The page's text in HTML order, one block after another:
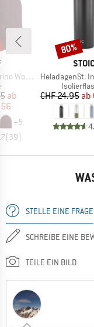
Hat
Preis
ab
+5
(39)
Artikel
HeladagenSt. Insulated Stainless
CHF 24.95 ab
Rabatt
80%
STELLE EINE FRAGE
SCHREIBE EINE
TEILE EIN BILD